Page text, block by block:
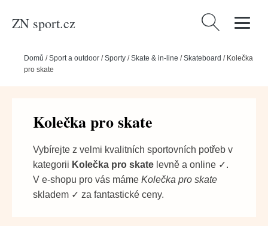
ZN sport.cz Vyhledávání
Domů /Sport a outdoor /Sporty /Skate & in-line /Skateboard / Kolečka
pro skate
Kolečka pro skate
Vybírejte z velmi kvalitních sportovních potřeb v
kategorii Kolečka pro skate levně a online ✓.
V e-shopu pro vás máme Kolečka pro skate
skladem ✓ za fantastické ceny.